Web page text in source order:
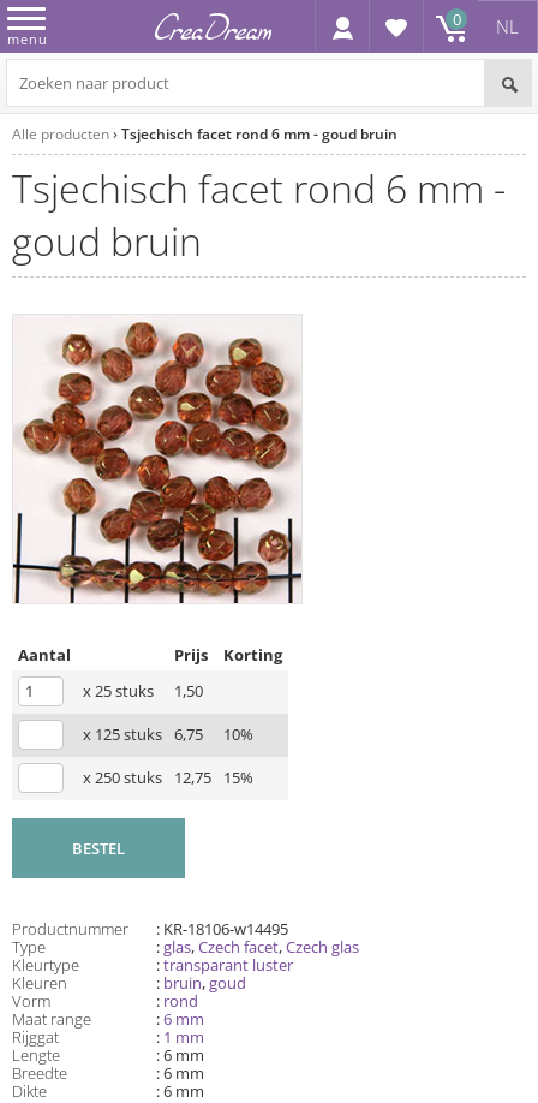
menu
NL
0
Alle producten Tsjechisch facet rond 6 mm - goud bruin
Tsjechisch facet rond 6 mm -
goud bruin
Aantal Prijs
Korting
x 25 stuks
1,50
x 125 stuks 6,75
10%
x 250 stuks
12,75 15%
BESTEL
Productnummer
: KR-18106-w14495
Type
:glas,Czech facet,Czech glas
Kleurtype
:transparant luster
Kleuren
: bruin,goud
Vorm
: rond
Maat range
:6 mm
Rijggat
: 1 mm
Lengte
: 6 mm
Breedte
: 6 mm
Dikte
: 6 mm